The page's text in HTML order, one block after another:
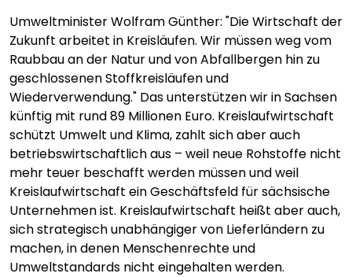
Umweltminister Wolfram Günther: "Die Wirtschaft der
Zukunft arbeitet in Kreisläufen. Wir müssen weg vom
Raubbau an der Natur und von Abfallbergen hin zu
geschlossenen Stoffkreisläufen und
Wiederverwendung." Das unterstützen wir in Sachsen
künftig mit rund 89 Millionen Euro. Kreislaufwirtschaft
schützt Umwelt und Klima, zahlt sich aber auch
betriebswirtschaftlich aus – weil neue Rohstoffe nicht
mehr teuer beschafft werden müssen und weil
Kreislaufwirtschaft ein Geschäftsfeld für sächsische
Unternehmen ist. Kreislaufwirtschaft heißt aber auch,
sich strategisch unabhängiger von Lieferländern zu
machen, in denen Menschenrechte und
Umweltstandards nicht eingehalten werden.